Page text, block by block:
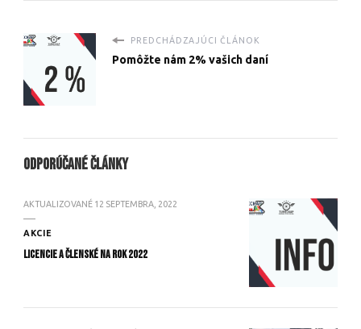
PREDCHÁDZAJÚCI ČLÁNOK
Pomôžte nám 2% vašich daní
Odporúčané články
AKTUALIZOVANÉ 12 SEPTEMBRA, 2022
AKCIE
Licencie a členské na rok 2022